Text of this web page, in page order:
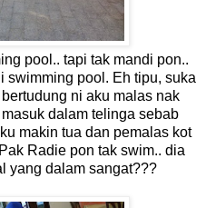
pool.. tapi tak mandi pon..
swimming pool. Eh tipu, suka
ni aku malas nak
dalam telinga sebab
makin tua dan pemalas kot
Radie pon tak swim.. dia
yang dalam sangat???